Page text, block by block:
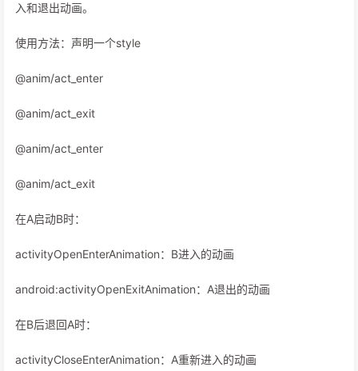
入和退出动画。
使用方法：声明一个style
@anim/act_enter
@anim/act_exit
@anim/act_enter
@anim/act_exit
在A启动B时：
activityOpenEnterAnimation：B进入的动画
android:activityOpenExitAnimation：A退出的动画
在B后退回A时：
activityCloseEnterAnimation：A重新进入的动画